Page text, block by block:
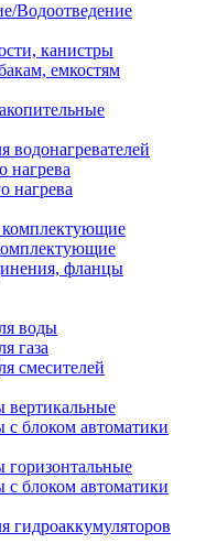
Водоотведение
канистры
емкостям
нагрева
нагрева
комплектующие
фланцы
воды
газа
смесителей
вертикальные
с блоком автоматики
горизонтальные
с блоком автоматики
гидроаккумуляторов